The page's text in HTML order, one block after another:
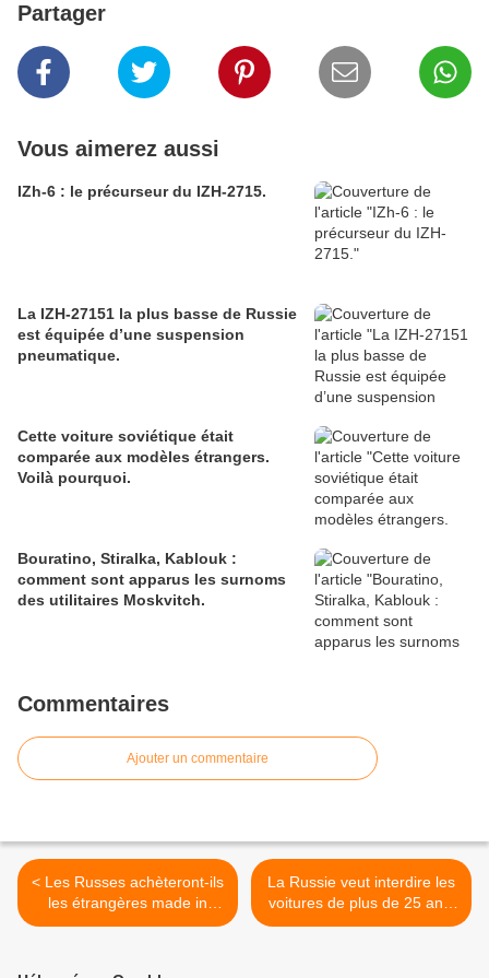
Partager
Vous aimerez aussi
IZh-6 : le précurseur du IZH-2715.
La IZH-27151 la plus basse de Russie
est équipée d’une suspension
pneumatique.
Cette voiture soviétique était
comparée aux modèles étrangers.
Voilà pourquoi.
Bouratino, Stiralka, Kablouk :
comment sont apparus les surnoms
des utilitaires Moskvitch.
Commentaires
Ajouter un commentaire
< Les Russes achèteront-ils
les étrangères made in
Togliatti ?
La Russie veut interdire les
voitures de plus de 25 ans.
>